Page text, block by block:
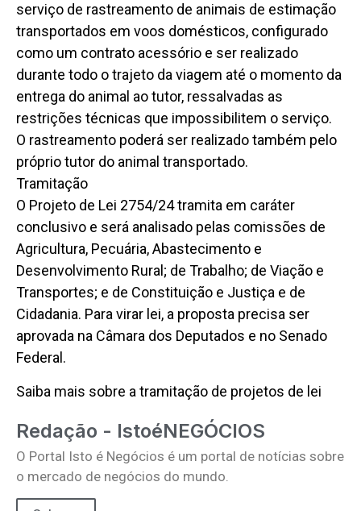
serviço de rastreamento de animais de estimação
transportados em voos domésticos, configurado
como um contrato acessório e ser realizado
durante todo o trajeto da viagem até o momento da
entrega do animal ao tutor, ressalvadas as
restrições técnicas que impossibilitem o serviço.
O rastreamento poderá ser realizado também pelo
próprio tutor do animal transportado.
Tramitação
O Projeto de Lei 2754/24 tramita em caráter
conclusivo e será analisado pelas comissões de
Agricultura, Pecuária, Abastecimento e
Desenvolvimento Rural; de Trabalho; de Viação e
Transportes; e de Constituição e Justiça e de
Cidadania. Para virar lei, a proposta precisa ser
aprovada na Câmara dos Deputados e no Senado
Federal.
Saiba mais sobre a tramitação de projetos de lei
Redação - IstoéNEGÓCIOS
O Portal Isto é Negócios é um portal de notícias sobre
o mercado de negócios do mundo.